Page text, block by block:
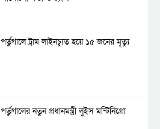
পর্তুগালে ট্রাম লাইনচ্যুত হয়ে ১৫ জনের মৃত্যু
পর্তুগালের নতুন প্রধানমন্ত্রী লুইস মন্টিনিগ্রো